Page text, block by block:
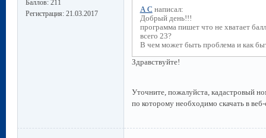
Баллов: 211
Регистрация: 21.03.2017 А С написал:
Добрый день!!!
программа пишет что не хватает
всего 23?
В чем может быть проблема и как
Здравствуйте!
Уточните, пожалуйста, кадастровый
по которому необходимо скачать в веб-